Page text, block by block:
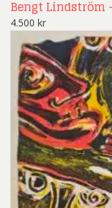
Bengt Lindström
4.500 kr